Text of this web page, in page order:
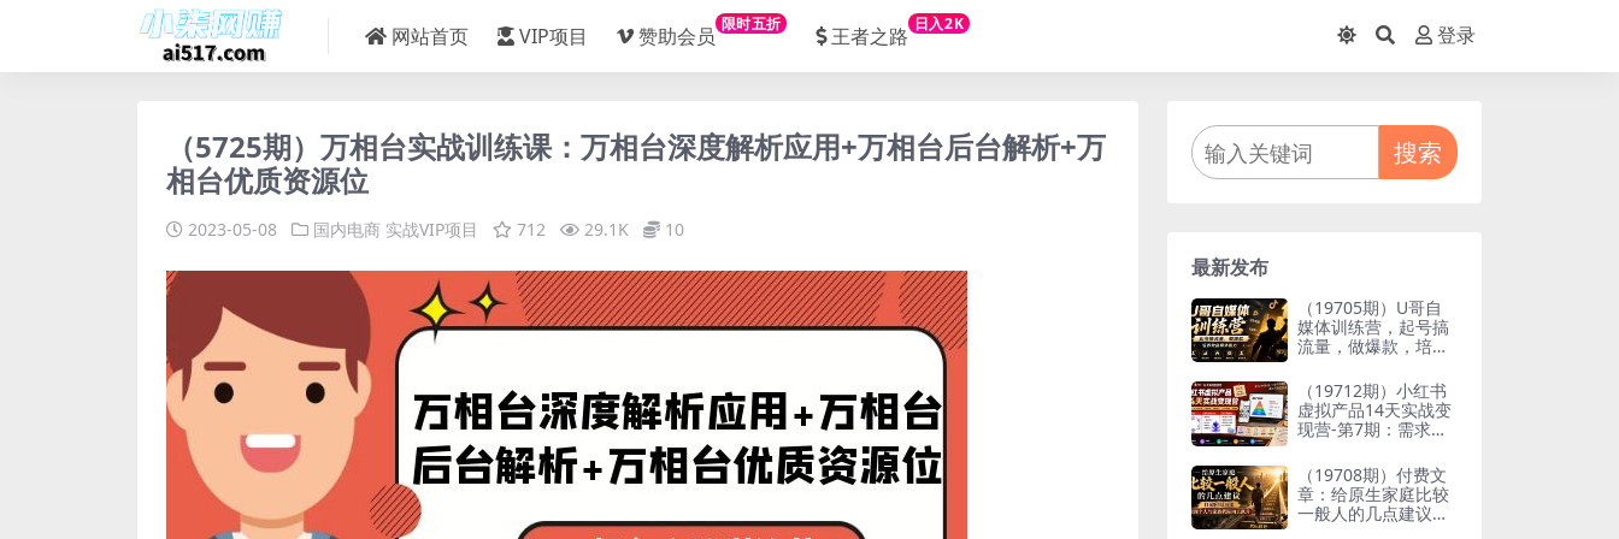
网站首页 VIP项目 赞助会员 限时五折 王者之路 日入2K
登录
（5725期）万相台实战训练课：万相台深度解析应用+万相台后台解析+万
相台优质资源位
2023-05-08 国内电商 实战VIP项目 712 29.1K 10
搜索
最新发布
（19705期）U哥自
媒体训练营，起号搞
流量，做爆款，培养
（19712期）小红书
虚拟产品14天实战变
现营-第7期：需求挖
品矩阵×内容笔记×一
人公司进阶×全链路
（19708期）付费文
章：给原生家庭比较
一般人的几点建议，